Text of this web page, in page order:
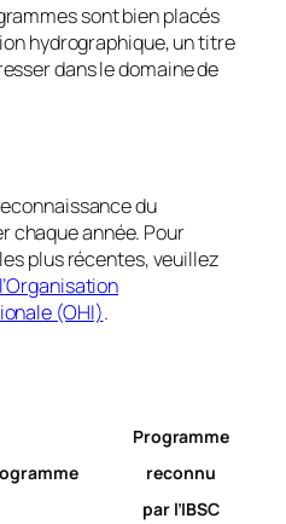
sont bien placés
hydrographique, un titre
dans le domaine de
du
chaque année. Pour
plus récentes, veuillez
(OHI).
Programme
reconnu
par l’IBSC